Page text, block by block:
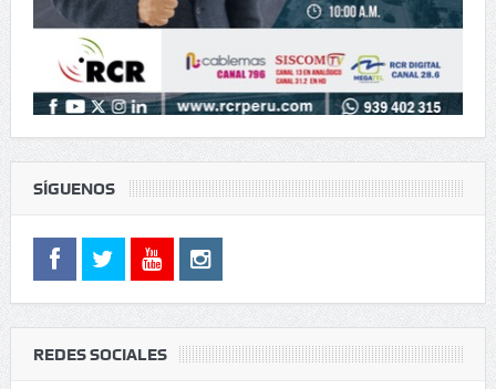
SÍGUENOS
REDES SOCIALES